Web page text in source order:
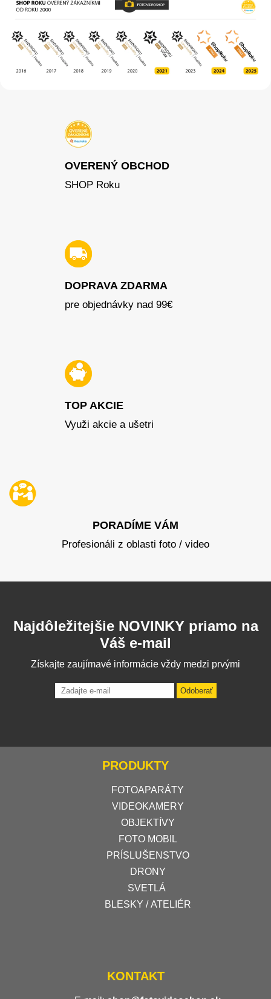
OVERENÝ OBCHOD
SHOP Roku
DOPRAVA ZDARMA
pre objednávky nad 99€
TOP AKCIE
Využi akcie a ušetri
PORADÍME VÁM
Profesionáli z oblasti foto / video
Najdôležitejšie NOVINKY priamo na
Váš e-mail
Získajte zaujímavé informácie vždy medzi prvými
Odoberať
PRODUKTY
FOTOAPARÁTY
VIDEOKAMERY
OBJEKTÍVY
FOTO MOBIL
PRÍSLUŠENSTVO
DRONY
SVETLÁ
BLESKY / ATELIÉR
KONTAKT